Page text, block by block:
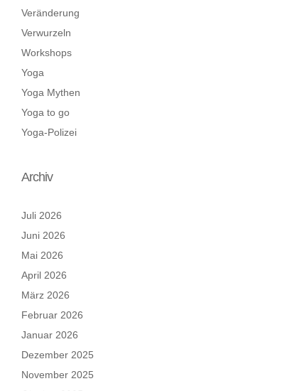
Veränderung
Verwurzeln
Workshops
Yoga
Yoga Mythen
Yoga to go
Yoga-Polizei
Archiv
Juli 2026
Juni 2026
Mai 2026
April 2026
März 2026
Februar 2026
Januar 2026
Dezember 2025
November 2025